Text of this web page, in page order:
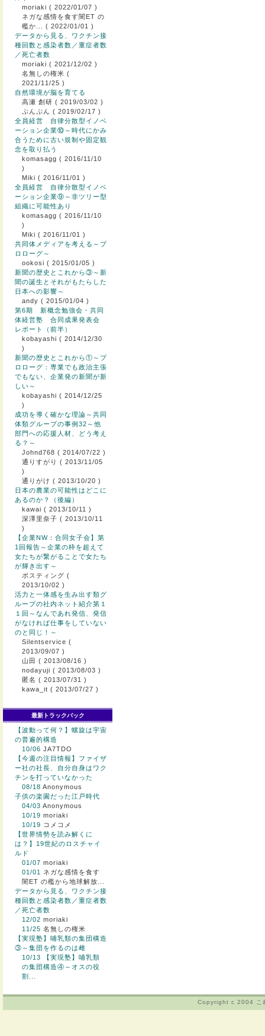
moriaki ( 2022/01/07 )
ネガな感情を食す闇ET の
檻か... ( 2022/01/01 )
データから見る、ワクチン接
種回数と感染者数／重症者数
／死亡者数
moriaki ( 2021/12/02 )
名無しの権米 (
2021/11/25 )
自然環境が脳を育てる
高瀬 創研 ( 2019/03/02 )
ぷんぷん ( 2019/02/17 )
全員経営 自律分散型イノベ
ーション企業⑩～時代にかみ
合うために古い規制や固定観
念を取り払う
komasagg ( 2016/11/10
)
Miki ( 2016/11/01 )
全員経営 自律分散型イノベ
ーション企業⑨～非ツリー型
組織に可能性あり
komasagg ( 2016/11/10
)
Miki ( 2016/11/01 )
共同体メディアを考える～プ
ロローグ～
ookosi ( 2015/01/05 )
新聞の歴史とこれから③～新
聞の誕生とそれがもたらした
日本への影響～
andy ( 2015/01/04 )
第6期 新概念勉強会・共同
体経営塾 合同成果発表会
レポート（前半）
kobayashi ( 2014/12/30
)
新聞の歴史とこれから①～プ
ロローグ：専業でも政治主張
でもない、企業発の新聞が新
しい～
kobayashi ( 2014/12/25
)
成功を導く確かな理論～共同
体類グループの事例32～他
部門への応援人材、どう考え
る？～
Johnd768 ( 2014/07/22 )
通りすがり ( 2013/11/05
)
通りがけ ( 2013/10/20 )
日本の農業の可能性はどこに
あるのか？（後編）
kawai ( 2013/10/11 )
深澤里奈子 ( 2013/10/11
)
【企業NW：合同女子会】第
1回報告～企業の枠を超えて
女たちが繋がることで女たち
が輝き出す～
ポスティング (
2013/10/02 )
活力と一体感を生み出す類グ
ループの社内ネット紹介第１
１回～なんであれ発信、発信
がなければ仕事をしていない
のと同じ！～
Silentservice (
2013/09/07 )
山田 ( 2013/08/16 )
nodayuji ( 2013/08/03 )
匿名 ( 2013/07/31 )
kawa_it ( 2013/07/27 )
最新トラックバック
【波動って何？】螺旋は宇宙
の普遍的構造
10/06 JA7TDO
【今週の注目情報】ファイザ
ー社の社長、自分自身はワク
チンを打っていなかった
08/18 Anonymous
子供の楽園だった江戸時代
04/03 Anonymous
10/19 moriaki
10/19 コメコメ
【世界情勢を読み解くに
は？】19世紀のロスチャイ
ルド
01/07 moriaki
01/01
ネガな感情を食す
闇ET の檻から地球解放...
データから見る、ワクチン接
種回数と感染者数／重症者数
／死亡者数
12/02 moriaki
11/25 名無しの権米
【実現塾】哺乳類の集団構造
③～集団を作るのは雌
10/13
【実現塾】哺乳類
の集団構造④～オスの役
割...
Copyright c 2004 こ